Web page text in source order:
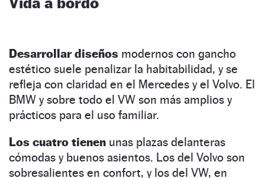
Desarrollar diseños modernos con gancho
estético suele penalizar la habitabilidad, y se
refleja con claridad en el Mercedes y el Volvo. El
BMW y sobre todo el VW son más amplios y
prácticos para el uso familiar.
Los cuatro tienen unas plazas delanteras
cómodas y buenos asientos. Los del Volvo son
sobresalientes en confort, y los del VW, en